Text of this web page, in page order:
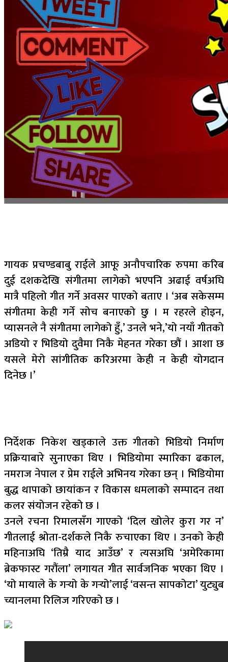
गायक प्रचण्डबाबु राईले आफू अनौपचारिक रुपमा करिब
दुई दशकदेखि संगीतमा लागेको भएपनि अढाई वर्षअघि
मात्रै पहिलो गीत गर्ने अवसर पाएको बताए । ‘अब सकेसम्म
संगीतमा केही गर्ने सोच बनाएको छु । म रहरले होइन,
प्यासनले नै संगीतमा लागेको हुँ,’ उनले भने,’यो नयाँ गीतको
अडियो र भिडियो दुवैमा निकै मेहनत गरेका छौं । आशा छ
यसले मेरो सांगीतिक करिअरमा केही न केही योगदान
दिनेछ ।’
निर्देशक निकेश खड्काले उक्त गीतको भिडियो निर्माण
प्रक्रियाबारे सुनाएका थिए । भिडियोमा स्मारिका ढकाल,
नमराज नेपाल र प्रेम राईले अभिनय गरेका छन् । भिडियोमा
बुद्ध थापाको छायांकन र विकास धमलाको सम्पादन तथा
कलर संयोजन रहेको छ ।
उनले रचना रिमालसँग गाएको ‘दिल खोलेर कुरा गर न’
गीतलाई श्रोता-दर्शकले निकै रुचाएका थिए । उनको केही
महिनाअघि ‘तिम्रै याद आउँछ’ र त्यसअघि ‘अमेरिकामा
ब्रेकफास्ट गरौंला’ लगायत गीत सार्वजनिक भएका थिए ।
‘यो मायाले के गर्‍यो के गर्‍यो’लाई ‘वसन्त सापकोटा’ युट्युब
च्यानलमा रिलिज गरिएको छ ।